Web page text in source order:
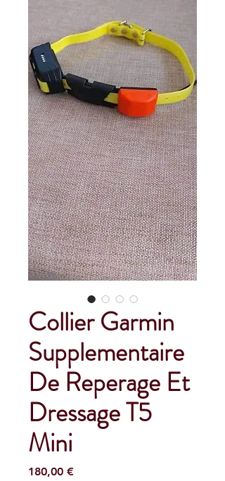
Collier Garmin
Supplementaire
De Reperage Et
Dressage T5
Mini
180,00 €Prezzo